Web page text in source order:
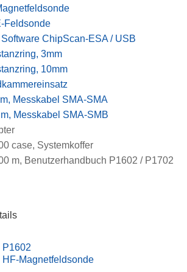
Feldsonde
ChipScan-ESA / USB
3mm
10mm
Messkabel SMA-SMA
Messkabel SMA-SMB
case, Systemkoffer
m, Benutzerhandbuch P1602 / P1702
P1602
HF-Magnetfeldsonde